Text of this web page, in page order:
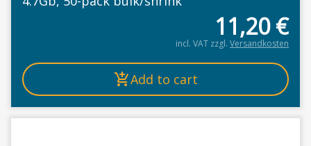
11,20€
incl. VAT zzgl. Versandkosten
Add to cart